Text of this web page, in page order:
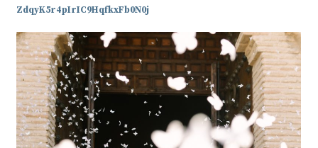
ZdqyK5r4pIrIC9HqfkxFb0N0j